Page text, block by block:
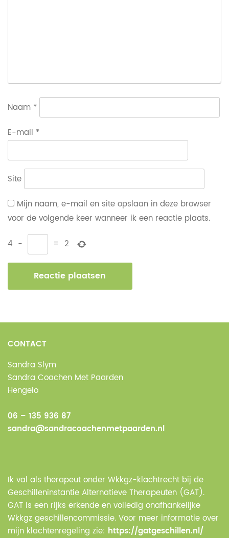
Naam *
E-mail *
Site
Mijn naam, e-mail en site opslaan in deze browser
voor de volgende keer wanneer ik een reactie plaats.
4 − = 2
CONTACT
Sandra Slym
Sandra Coachen Met Paarden
Hengelo
06 – 135 936 87
sandra@sandracoachenmetpaarden.nl
Ik val als therapeut onder Wkkgz-klachtrecht bij de
Geschilleninstantie Alternatieve Therapeuten (GAT).
GAT is een rijks erkende en volledig onafhankelijke
Wkkgz geschillencommissie. Voor meer informatie over
mijn klachtenregeling zie: https://gatgeschillen.nl/